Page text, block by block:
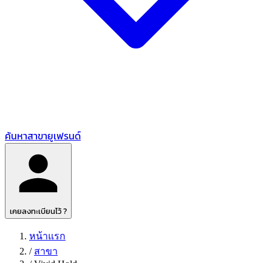
ค้นหาสาขายูเฟรนด์
เคยลงทะเบียนไว้ ?
หน้าแรก
/ สาขา